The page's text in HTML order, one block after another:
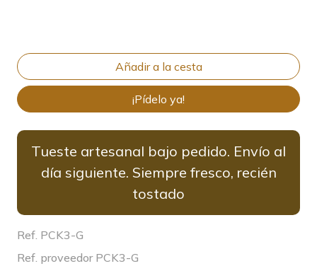
¡Pídelo ya!
Tueste artesanal bajo pedido. Envío al
día siguiente. Siempre fresco, recién
tostado
Ref. PCK3-G
Ref. proveedor PCK3-G